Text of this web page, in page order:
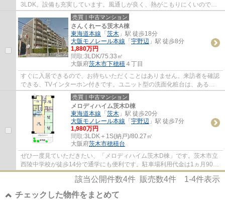
3LDK。設備も充実しています。風通しが良く、熱がこもりにくいので、
室内が暑くなりにくいです。2駅利用できる場所に...
売買｜中古マンション
さんくれーる茨木A棟
東海道本線 「 茨木 」駅 徒歩18分
大阪モノレール本線 「 宇野辺 」駅 徒歩8分
1,880万円
間取:3LDK/75.33㎡
大阪府茨木市下穂積 ４丁目
すぐに入居できるので、お待ちいただくことはありません。来訪者を確認
できる、TVインターホン付きです。ユニット型の洗面化粧台は、あると
とても便利な設備です。専有面積75.33平方メ...
売買｜中古マンション
メロディハイム茨木D棟
東海道本線 「 茨木 」駅 徒歩20分
大阪モノレール本線 「 宇野辺 」駅 徒歩7分
1,980万円
間取:3LDK＋1S(納戸)/80.27㎡
大阪府茨木市穂積台
ぜひ一度見ていただきたい、「メロディハイム茨木D棟」です。茨木市立
西陵中学校が徒歩14分で通学にも便利です。駐車場利用代金は1ヵ月9000
円です。新居をお求めなら茨木市はいかがで...
該当公開件数4件 販売数4件 1-4件表示
チェックした物件をまとめて